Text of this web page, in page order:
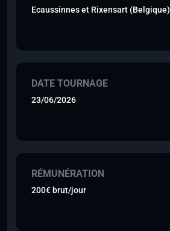
Ecaussinnes et Rixensart (Belgique)
DATE TOURNAGE
23/06/2026
RÉMUNÉRATION
200€ brut/jour